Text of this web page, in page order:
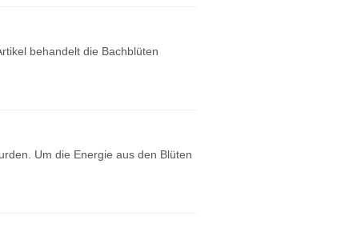
behandelt die Bachblüten
Um die Energie aus den Blüten